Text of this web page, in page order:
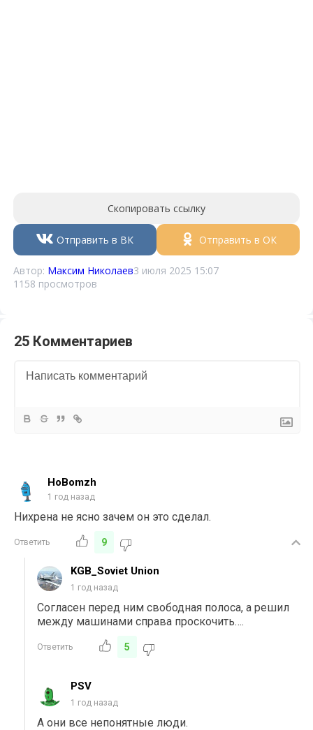
Скопировать ссылку
Отправить в ВК Отправить в ОК
Автор: Максим Николаев3 июля 2025 15:07
1158 просмотров
25 Комментариев
HoBomzh
1 год назад
Нихрена не ясно зачем он это сделал.
Ответить 9
KGB_Soviet Union
1 год назад
Согласен перед ним свободная полоса, а решил
между машинами справа проскочить….
Ответить 5
PSV
1 год назад
А они все непонятные люди.